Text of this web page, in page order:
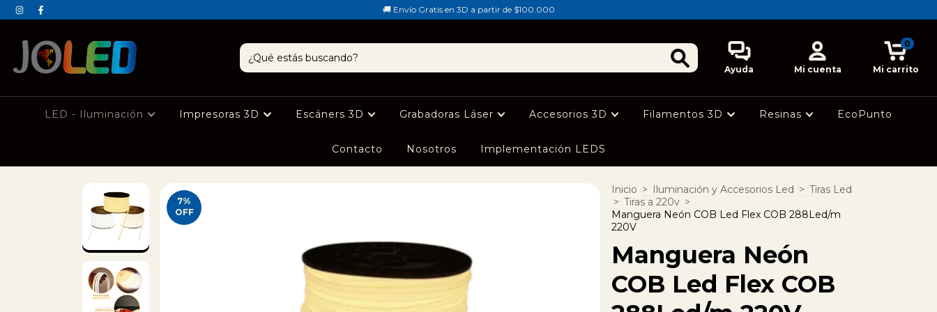
🚚 Envío Gratis en 3D a partir de $100.000
Ayuda Mi cuenta Mi carrito
0
LED - Iluminación Impresoras 3D Escáners 3D Grabadoras Láser Accesorios 3D Filamentos 3D Resinas EcoPunto
Contacto Nosotros Implementación LEDS
7%
OFF
Inicio > Iluminación y Accesorios Led > Tiras Led
> Tiras a 220v >
Manguera Neón COB Led Flex COB 288Led/m
220V
Manguera Neón
COB Led Flex COB